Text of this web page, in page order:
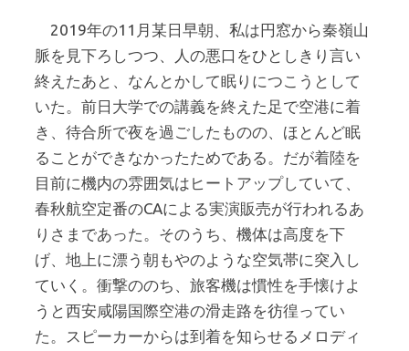
2019年の11月某日早朝、私は円窓から秦嶺山
脈を見下ろしつつ、人の悪口をひとしきり言い
終えたあと、なんとかして眠りにつこうとして
いた。前日大学での講義を終えた足で空港に着
き、待合所で夜を過ごしたものの、ほとんど眠
ることができなかったためである。だが着陸を
目前に機内の雰囲気はヒートアップしていて、
春秋航空定番のCAによる実演販売が行われるあ
りさまであった。そのうち、機体は高度を下
げ、地上に漂う朝もやのような空気帯に突入し
ていく。衝撃ののち、旅客機は慣性を手懐けよ
うと西安咸陽国際空港の滑走路を彷徨ってい
た。スピーカーからは到着を知らせるメロディ